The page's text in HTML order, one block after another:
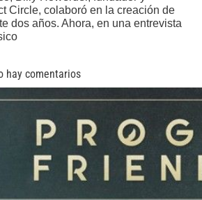
Circle, colaboró en la creación de
dos años. Ahora, en una entrevista
hay comentarios